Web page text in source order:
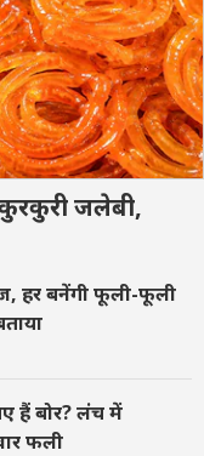
जलेबी,
हर बनेंगी फूली-फूली
हैं बोर? लंच में
फली